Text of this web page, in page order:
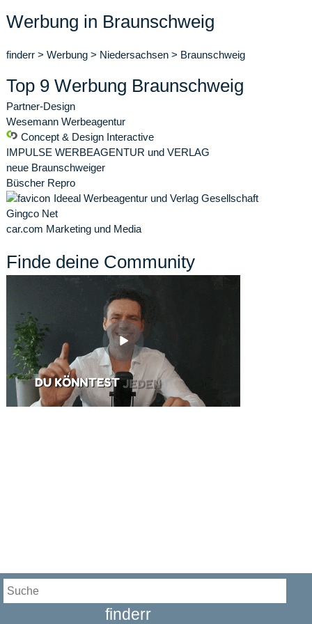
Werbung in Braunschweig
finderr > Werbung > Niedersachsen > Braunschweig
Top 9 Werbung Braunschweig
Partner-Design
Wesemann Werbeagentur
Concept & Design Interactive
IMPULSE WERBEAGENTUR und VERLAG
neue Braunschweiger
Büscher Repro
Ideeal Werbeagentur und Verlag Gesellschaft
Gingco Net
car.com Marketing und Media
Finde deine Community
finderr